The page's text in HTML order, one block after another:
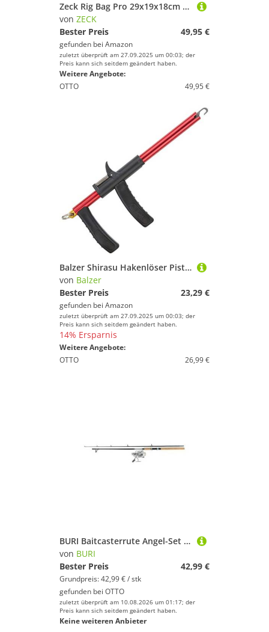
Zeck Rig Bag Pro 29x19x18cm - Tackletasche + Tacklebox für Angelzubehör zum Wallerangeln, Angeltasche für Kleinteile & Vorfächer
von ZECK
Bester Preis
49,95 €
gefunden bei Amazon
zuletzt überprüft am 27.09.2025 um 00:03; der
Preis kann sich seitdem geändert haben.
Weitere Angebote:
OTTO
49,95 €
Balzer Shirasu Hakenlöser Pistolengriff L 33cm, Angeltool zum Entfernen von Angelhaken, Hakenentferner zum Spinnangeln & Meeresangeln
von Balzer
Bester Preis
23,29 €
gefunden bei Amazon
zuletzt überprüft am 27.09.2025 um 00:03; der
Preis kann sich seitdem geändert haben.
14% Ersparnis
Weitere Angebote:
OTTO
26,99 €
BURI Baitcasterrute Angel-Set Angelrute Spule Schnur Fiberglasangel Angelausrüstung Angelz, 1
von BURI
Bester Preis
42,99 €
Grundpreis: 42,99 € / stk
gefunden bei OTTO
zuletzt überprüft am 10.08.2026 um 01:17; der
Preis kann sich seitdem geändert haben.
Keine weiteren Anbieter